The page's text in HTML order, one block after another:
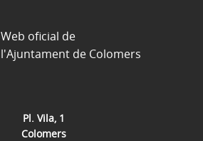
Pl. Vila, 1
Colomers
Web oficial de
l'Ajuntament de Colomers